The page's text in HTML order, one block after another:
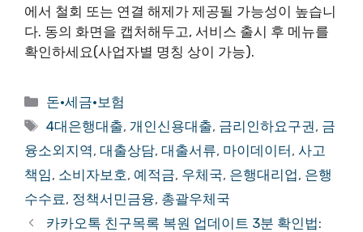
에서 철회 또는 연결 해제가 제공될 가능성이 높습니
다. 동의 화면을 캡처해두고, 서비스 출시 후 메뉴를
확인하세요(사업자별 명칭 상이 가능).
카
테
리
돈·세금·보험
태
그
4대은행대출,개인신용대출, 금리인하요구권, 금
융소외지역, 대출상담, 대출서류, 마이데이터, 사고
책임, 소비자보호, 예적금, 우체국, 은행대리업, 은행
수수료, 정책서민금융, 총괄우체국
카카오톡 친구목록 복원 업데이트 3분 확인법: